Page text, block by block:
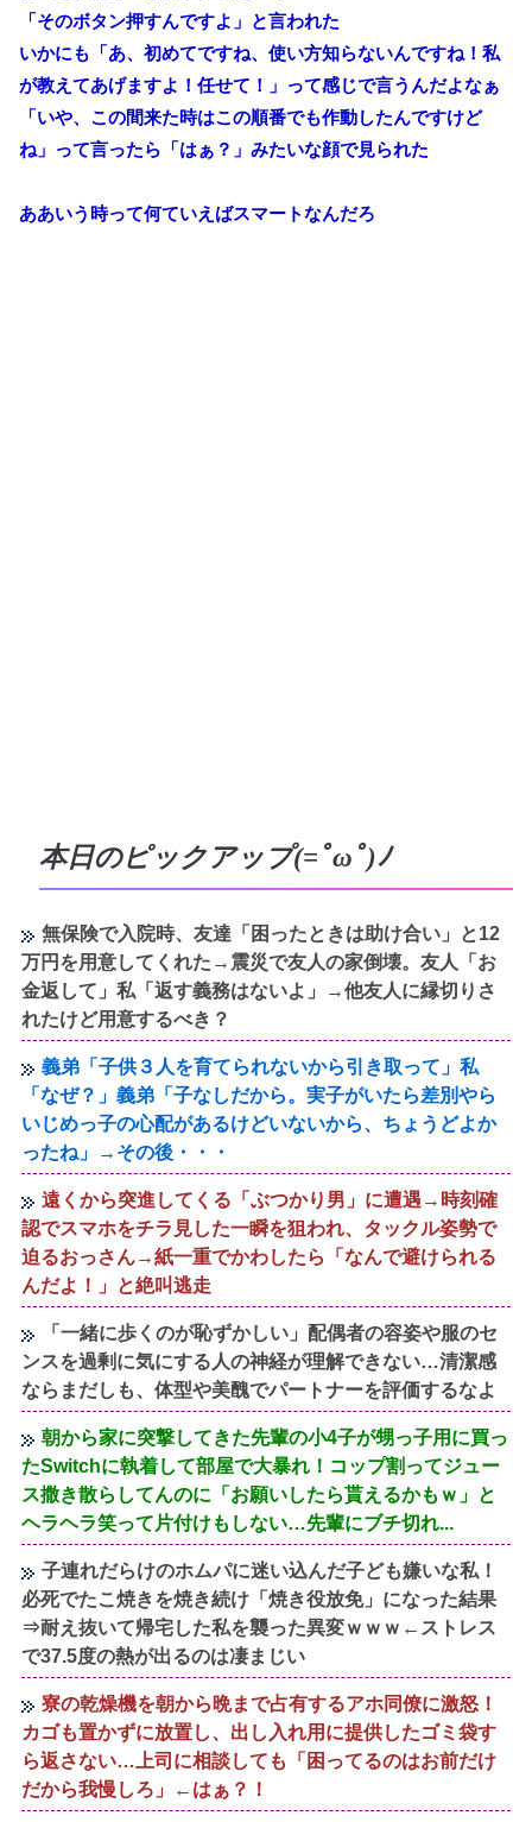
「そのボタン押すんですよ」と言われた
いかにも「あ、初めてですね、使い方知らないんですね！私
が教えてあげますよ！任せて！」って感じで言うんだよなぁ
「いや、この間来た時はこの順番でも作動したんですけど
ね」って言ったら「はぁ？」みたいな顔で見られた
ああいう時って何ていえばスマートなんだろ
本日のピックアップ(=ﾟωﾟ)ﾉ
無保険で入院時、友達「困ったときは助け合い」と12
万円を用意してくれた→震災で友人の家倒壊。友人「お
金返して」私「返す義務はないよ」→他友人に縁切りさ
れたけど用意するべき？
義弟「子供３人を育てられないから引き取って」私
「なぜ？」義弟「子なしだから。実子がいたら差別やら
いじめっ子の心配があるけどいないから、ちょうどよか
ったね」→その後・・・
遠くから突進してくる「ぶつかり男」に遭遇→時刻確
認でスマホをチラ見した一瞬を狙われ、タックル姿勢で
迫るおっさん→紙一重でかわしたら「なんで避けられる
んだよ！」と絶叫逃走
「一緒に歩くのが恥ずかしい」配偶者の容姿や服のセ
ンスを過剰に気にする人の神経が理解できない…清潔感
ならまだしも、体型や美醜でパートナーを評価するなよ
朝から家に突撃してきた先輩の小4子が甥っ子用に買っ
たSwitchに執着して部屋で大暴れ！コップ割ってジュー
ス撒き散らしてんのに「お願いしたら貰えるかもｗ」と
ヘラヘラ笑って片付けもしない…先輩にブチ切れ...
子連れだらけのホムパに迷い込んだ子ども嫌いな私！
必死でたこ焼きを焼き続け「焼き役放免」になった結果
⇒耐え抜いて帰宅した私を襲った異変ｗｗｗ←ストレス
で37.5度の熱が出るのは凄まじい
寮の乾燥機を朝から晩まで占有するアホ同僚に激怒！
カゴも置かずに放置し、出し入れ用に提供したゴミ袋す
ら返さない…上司に相談しても「困ってるのはお前だけ
だから我慢しろ」←はぁ？！